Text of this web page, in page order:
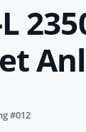
#012